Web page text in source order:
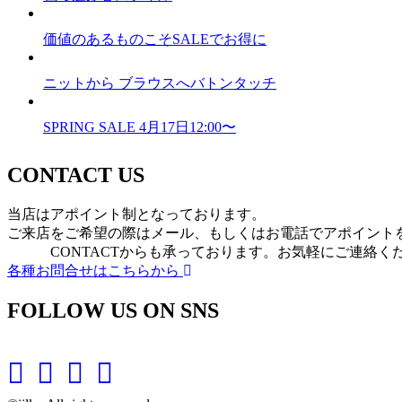
価値のあるものこそSALEでお得に
ニットから ブラウスへバトンタッチ
SPRING SALE 4月17日12:00〜
CONTACT US
当店はアポイント制となっております。
ご来店をご希望の際はメール、もしくはお電話でアポイント
CONTACTからも承っております。お気軽にご連絡くだ
各種お問合せはこちらから
FOLLOW US ON SNS